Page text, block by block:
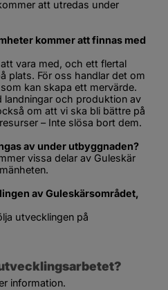
att utredas under
kommer att finnas med
vara med, och ett flertal
plats. För oss handlar det om
kan skapa ett mervärde.
landningar och produktion av
om att vi ska bli bättre på
– Inte slösa bort dem.
av under utbyggnaden?
vissa delar av Guleskär
av Guleskärsområdet,
utvecklingen på
information.